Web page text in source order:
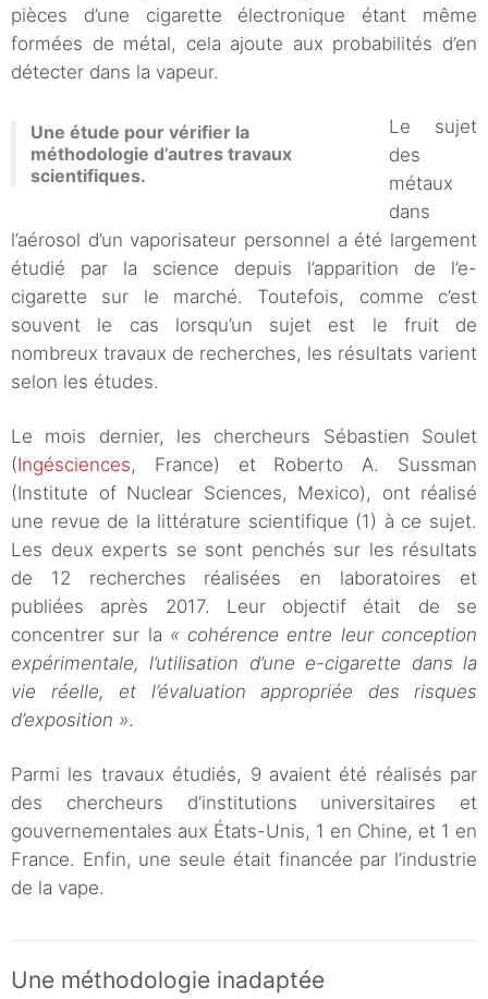
pièces d’une cigarette électronique étant même
formées de métal, cela ajoute aux probabilités d’en
détecter dans la vapeur.
Une étude pour vérifier la
méthodologie d’autres travaux
scientifiques.
Le sujet
des
métaux
dans
l’aérosol d’un vaporisateur personnel a été largement
étudié par la science depuis l’apparition de l’e-
cigarette sur le marché. Toutefois, comme c’est
souvent le cas lorsqu’un sujet est le fruit de
nombreux travaux de recherches, les résultats varient
selon les études.
Le mois dernier, les chercheurs Sébastien Soulet
(Ingésciences, France) et Roberto A. Sussman
(Institute of Nuclear Sciences, Mexico), ont réalisé
une revue de la littérature scientifique (1) à ce sujet.
Les deux experts se sont penchés sur les résultats
de 12 recherches réalisées en laboratoires et
publiées après 2017. Leur objectif était de se
concentrer sur la « cohérence entre leur conception
expérimentale, l’utilisation d’une e-cigarette dans la
vie réelle, et l’évaluation appropriée des risques
d’exposition ».
Parmi les travaux étudiés, 9 avaient été réalisés par
des chercheurs d’institutions universitaires et
gouvernementales aux États-Unis, 1 en Chine, et 1 en
France. Enfin, une seule était financée par l’industrie
de la vape.
Une méthodologie inadaptée